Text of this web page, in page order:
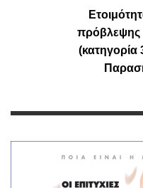
πρόβλεψης
(κατηγορία